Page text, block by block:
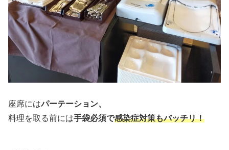
座席にはパーテーション、
料理を取る前には手袋必須で感染症対策もバッチリ！